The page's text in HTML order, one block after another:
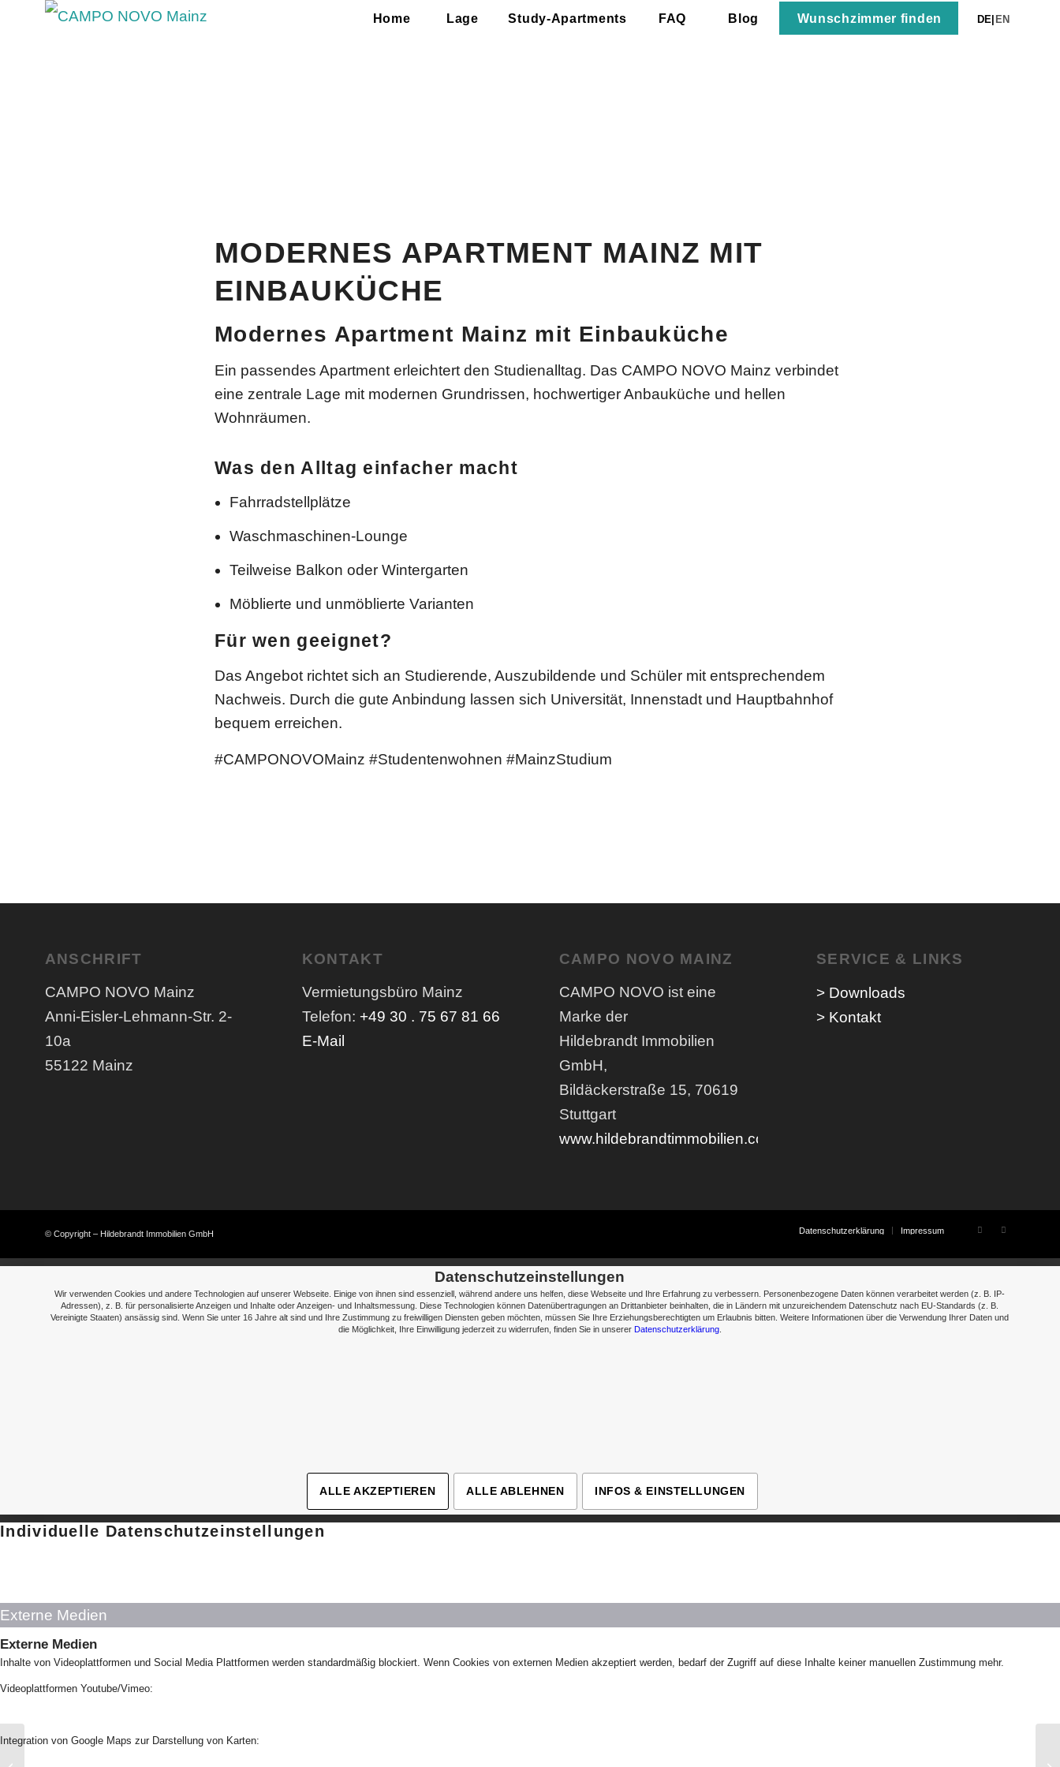
Home Lage Study-Apartments FAQ Blog Wunschzimmer finden DE EN
MODERNES APARTMENT MAINZ MIT
EINBAUKÜCHE
Modernes Apartment Mainz mit Einbauküche
Ein passendes Apartment erleichtert den Studienalltag. Das CAMPO NOVO Mainz verbindet
eine zentrale Lage mit modernen Grundrissen, hochwertiger Anbauküche und hellen
Wohnräumen.
Was den Alltag einfacher macht
Fahrradstellplätze
Waschmaschinen-Lounge
Teilweise Balkon oder Wintergarten
Möblierte und unmöblierte Varianten
Für wen geeignet?
Das Angebot richtet sich an Studierende, Auszubildende und Schüler mit entsprechendem
Nachweis. Durch die gute Anbindung lassen sich Universität, Innenstadt und Hauptbahnhof
bequem erreichen.
#CAMPONOVOMainz #Studentenwohnen #MainzStudium
ANSCHRIFT
CAMPO NOVO Mainz
Anni-Eisler-Lehmann-Str. 2-
10a
55122 Mainz
KONTAKT
Vermietungsbüro Mainz
Telefon: +49 30 . 75 67 81 66
E-Mail
CAMPO NOVO MAINZ
CAMPO NOVO ist eine
Marke der
Hildebrandt Immobilien
GmbH,
Bildäckerstraße 15, 70619
Stuttgart
www.hildebrandtimmobilien.com
SERVICE & LINKS
> Downloads
> Kontakt
© Copyright – Hildebrandt Immobilien GmbH Datenschutzerklärung Impressum
Datenschutzeinstellungen
Wir verwenden Cookies und andere Technologien auf unserer Webseite. Einige von ihnen sind essenziell, während andere uns helfen, diese Webseite und Ihre Erfahrung zu verbessern. Personenbezogene Daten können verarbeitet werden (z. B. IP-
Adressen), z. B. für personalisierte Anzeigen und Inhalte oder Anzeigen- und Inhaltsmessung. Diese Technologien können Datenübertragungen an Drittanbieter beinhalten, die in Ländern mit unzureichendem Datenschutz nach EU-Standards (z. B.
Vereinigte Staaten) ansässig sind. Wenn Sie unter 16 Jahre alt sind und Ihre Zustimmung zu freiwilligen Diensten geben möchten, müssen Sie Ihre Erziehungsberechtigten um Erlaubnis bitten. Weitere Informationen über die Verwendung Ihrer Daten und
die Möglichkeit, Ihre Einwilligung jederzeit zu widerrufen, finden Sie in unserer Datenschutzerklärung.
ALLE AKZEPTIEREN ALLE ABLEHNEN INFOS & EINSTELLUNGEN
Individuelle Datenschutzeinstellungen
Externe Medien
Externe Medien
Inhalte von Videoplattformen und Social Media Plattformen werden standardmäßig blockiert. Wenn Cookies von externen Medien akzeptiert werden, bedarf der Zugriff auf diese Inhalte keiner manuellen Zustimmung mehr.
Videoplattformen Youtube/Vimeo:
Integration von Google Maps zur Darstellung von Karten: